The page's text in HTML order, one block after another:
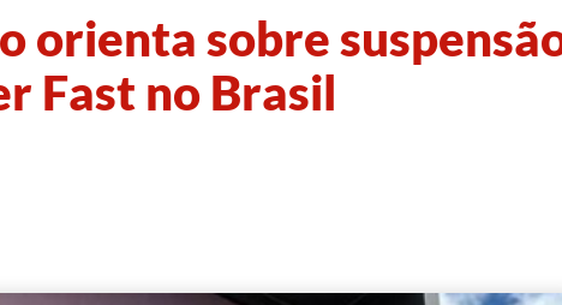
orienta sobre
Fast no Brasil